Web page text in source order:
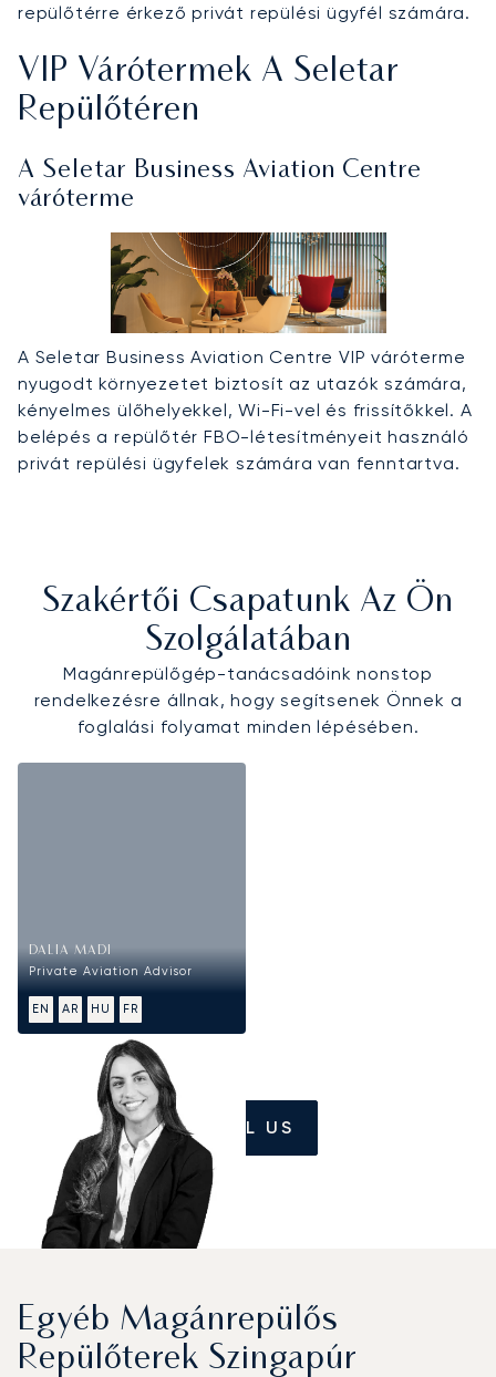
repülőtérre érkező privát repülési ügyfél számára.
VIP Várótermek A Seletar
Repülőtéren
A Seletar Business Aviation Centre
váróterme
A Seletar Business Aviation Centre VIP váróterme
nyugodt környezetet biztosít az utazók számára,
kényelmes ülőhelyekkel, Wi-Fi-vel és frissítőkkel. A
belépés a repülőtér FBO-létesítményeit használó
privát repülési ügyfelek számára van fenntartva.
Szakértői Csapatunk Az Ön
Szolgálatában
Magánrepülőgép-tanácsadóink nonstop
rendelkezésre állnak, hogy segítsenek Önnek a
foglalási folyamat minden lépésében.
DALIA MADI
Private Aviation Advisor
EN AR HU FR
CALL US
Egyéb Magánrepülős
Repülőterek Szingapúr